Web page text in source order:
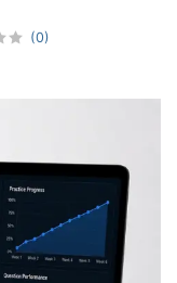
(0)